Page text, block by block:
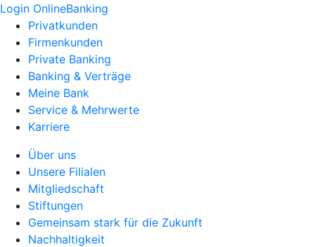
Login OnlineBanking
Privatkunden
Firmenkunden
Private Banking
Banking & Verträge
Meine Bank
Service & Mehrwerte
Karriere
Über uns
Unsere Filialen
Mitgliedschaft
Stiftungen
Gemeinsam stark für die Zukunft
Nachhaltigkeit